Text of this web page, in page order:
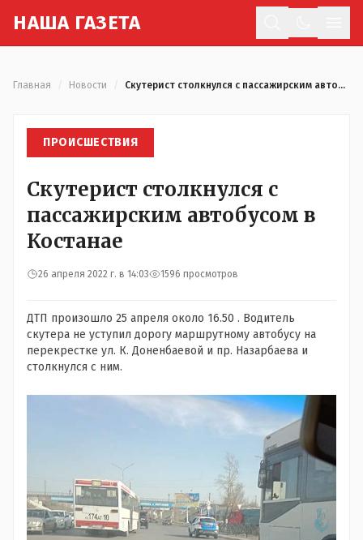
НАША ГАЗЕТА
Главная Новости Скутерист столкнулся с пассажирским автобусом в Костанае
ПРОИСШЕСТВИЯ
Скутерист столкнулся с
пассажирским автобусом в
Костанае
26 апреля 2022 г. в 14:03 1596 просмотров
ДТП произошло 25 апреля около 16.50 . Водитель
скутера не уступил дорогу маршрутному автобусу на
перекрестке ул. К. Доненбаевой и пр. Назарбаева и
столкнулся с ним.